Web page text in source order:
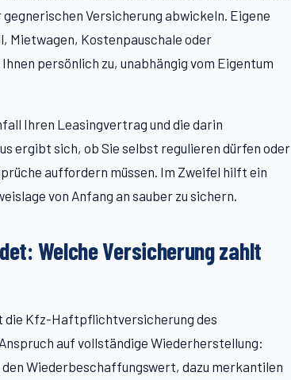
Versicherung abwickeln. Eigene
Mietwagen, Kostenpauschale oder
persönlich zu, unabhängig vom Eigentum
Ihren Leasingvertrag und die darin
ergibt sich, ob Sie selbst regulieren dürfen oder
auffordern müssen. Im Zweifel hilft ein
von Anfang an sauber zu sichern.
Welche Versicherung zahlt
Kfz-Haftpflichtversicherung des
auf vollständige Wiederherstellung:
Wiederbeschaffungswert, dazu merkantilen